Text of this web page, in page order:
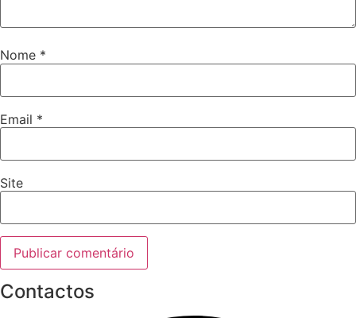
Nome *
Email *
Site
Contactos